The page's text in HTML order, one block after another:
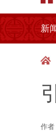
新
作者